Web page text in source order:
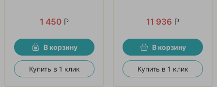
1 450 ₽
В корзину
Купить в 1 клик
11 936 ₽
В корзину
Купить в 1 клик